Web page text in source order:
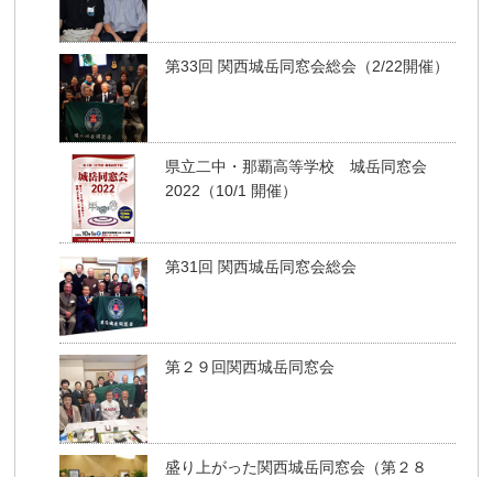
第33回 関西城岳同窓会総会（2/22開催）
県立二中・那覇高等学校 城岳同窓会
2022（10/1 開催）
第31回 関西城岳同窓会総会
第２９回関西城岳同窓会
盛り上がった関西城岳同窓会（第２８